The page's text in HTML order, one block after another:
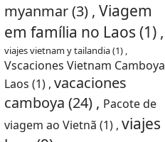
myanmar (3) , Viagem
em família no Laos (1) ,
viajes vietnam y tailandia (1) ,
Vscaciones Vietnam Camboya
Laos (1) , vacaciones
camboya (24) , Pacote de
viagem ao Vietnã (1) , viajes